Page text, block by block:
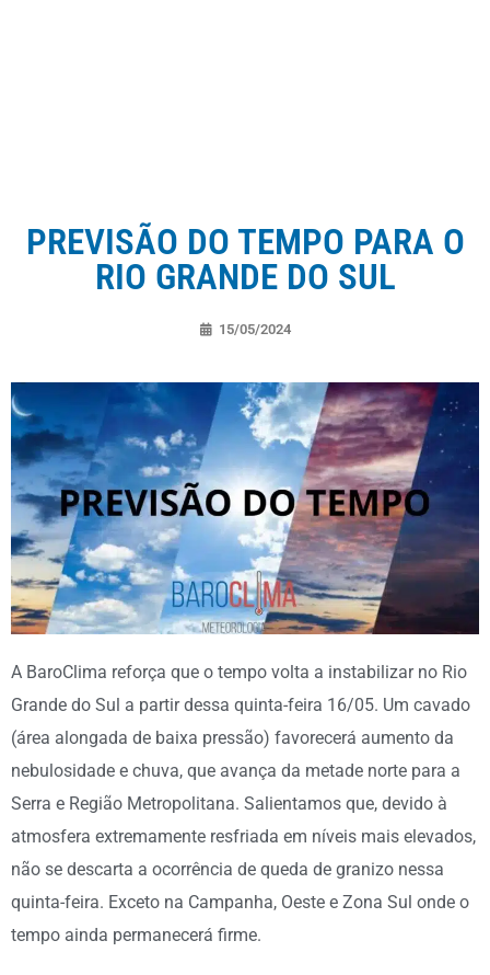
PREVISÃO DO TEMPO PARA O
RIO GRANDE DO SUL
15/05/2024
A BaroClima reforça que o tempo volta a instabilizar no Rio
Grande do Sul a partir dessa quinta-feira 16/05. Um cavado
(área alongada de baixa pressão) favorecerá aumento da
nebulosidade e chuva, que avança da metade norte para a
Serra e Região Metropolitana. Salientamos que, devido à
atmosfera extremamente resfriada em níveis mais elevados,
não se descarta a ocorrência de queda de granizo nessa
quinta-feira. Exceto na Campanha, Oeste e Zona Sul onde o
tempo ainda permanecerá firme.